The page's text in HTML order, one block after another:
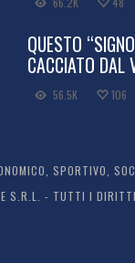
QUESTO
CACCIATO DAL
56.5K 106
SPORTIVO,
- TUTTI I DIRITTI